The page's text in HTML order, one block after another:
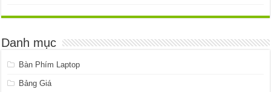
Danh mục
Bàn Phím Laptop
Bảng Giá